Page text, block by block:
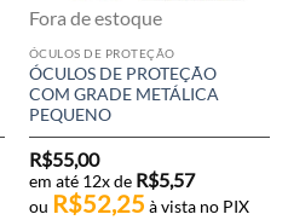
Fora de estoque
ÓCULOS DE PROTEÇÃO
ÓCULOS DE PROTEÇÃO
COM GRADE METÁLICA
PEQUENO
R$55,00
em até 12x de R$5,57
ou R$52,25 à vista no PIX